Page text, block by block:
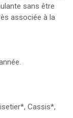
sans être
associée à la
Cassis*,